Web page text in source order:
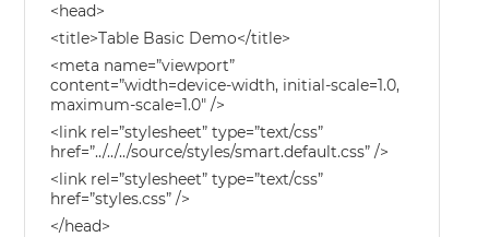
<head>
<title>Table Basic Demo</title>
<meta name=”viewport”
content=”width=device-width, initial-scale=1.0,
maximum-scale=1.0″ />
<link rel=”stylesheet” type=”text/css”
href=”../../../source/styles/smart.default.css” />
<link rel=”stylesheet” type=”text/css”
href=”styles.css” />
</head>